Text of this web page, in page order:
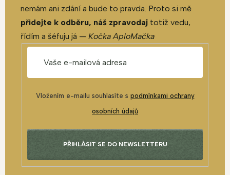
nemám ani zdání a bude to pravda. Proto si mě
přidejte k odběru, náš zpravodaj totiž vedu,
řídím a šéfuju já — Kočka AploMačka
Vložením e-mailu souhlasíte s podmínkami ochrany
osobních údajů
PŘIHLÁSIT SE DO NEWSLETTERU